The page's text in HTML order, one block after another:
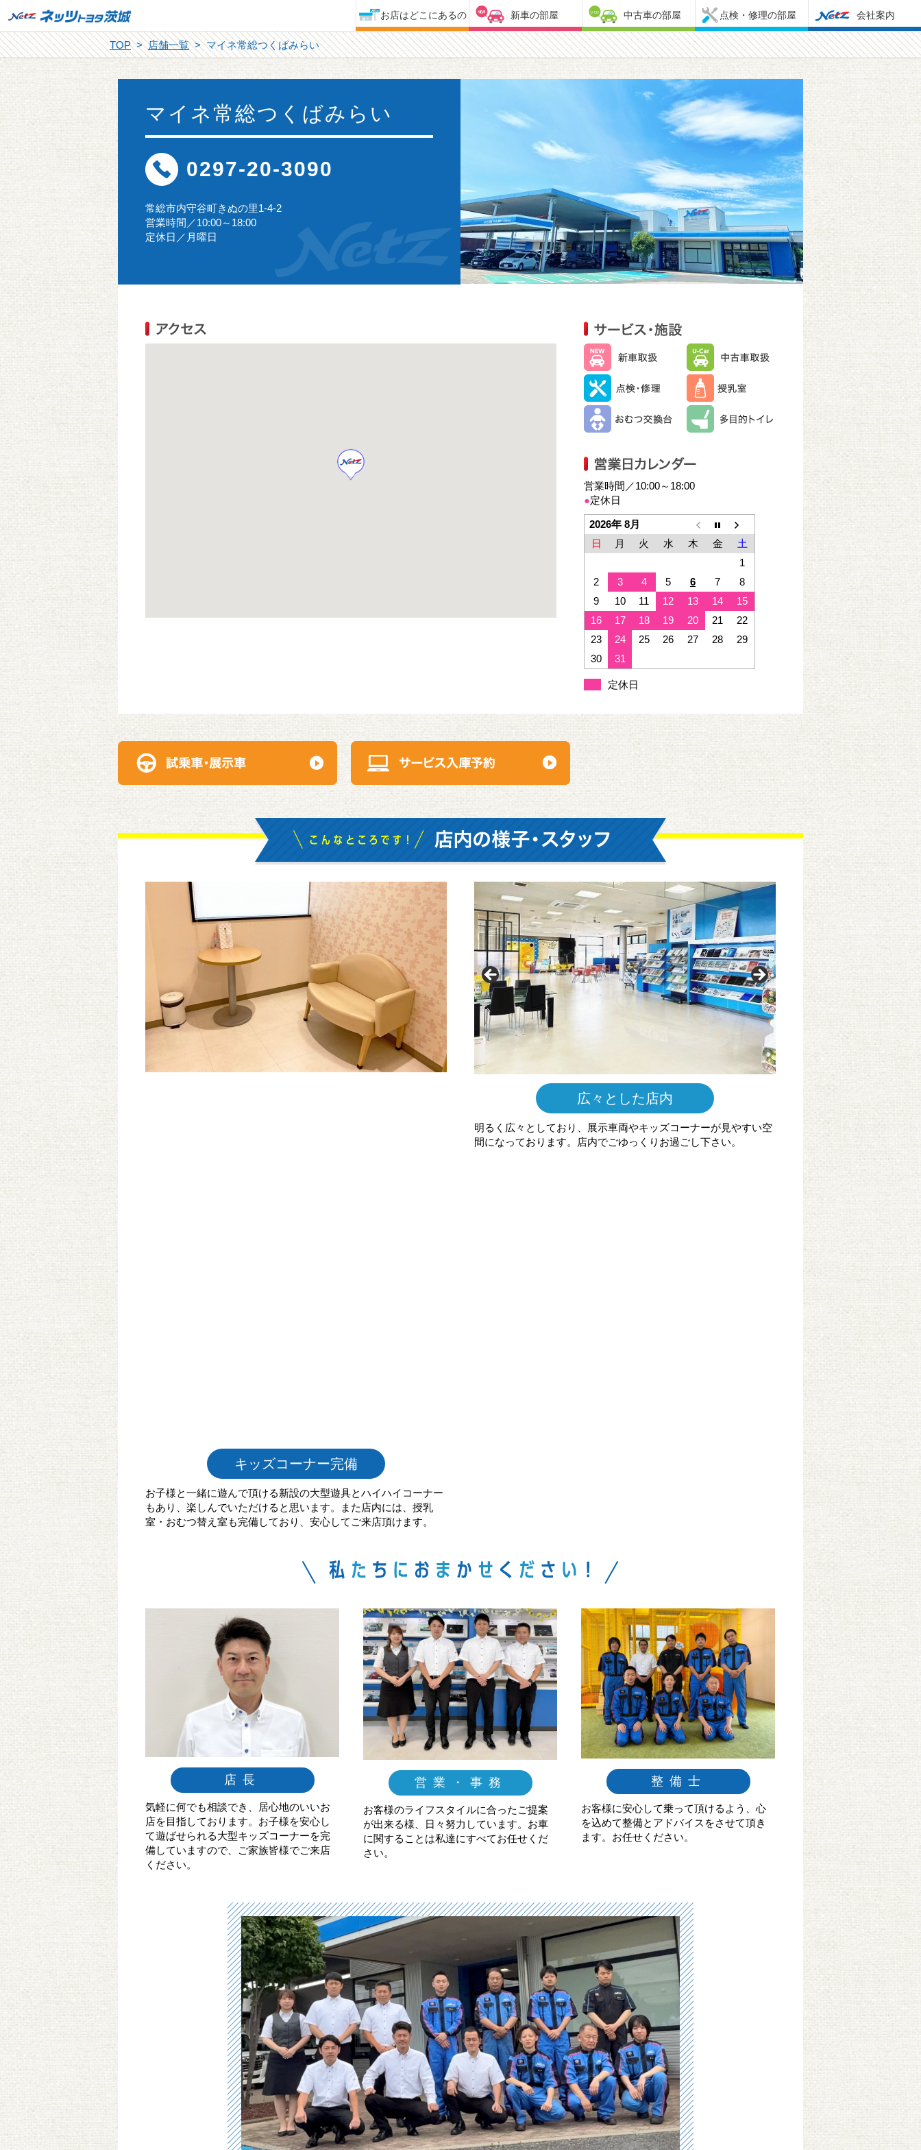
お店はどこにあるの 新車の部屋 中古車の部屋 点検・修理の部屋 会社案内
TOP 店舗一覧 マイネ常総つくばみらい
マイネ常総つくばみらい
0297-20-3090
常総市内守谷町きぬの里1-4-2
営業時間／10:00～18:00
定休日／月曜日
営業時間／10:00～18:00
●定休日
2026年 8月
日
月 火 水 木 金
土
1
2
3 4 5 6 7
8
9
10 11 12 13 14
15
16
17 18 19 20 21
22
23
24 25 26 27 28
29
30
31
定休日
キッズコーナー完備
お子様と一緒に遊んで頂ける新設の大型遊具とハイハイコーナー
もあり、楽しんでいただけると思います。また店内には、授乳
室・おむつ替え室も完備しており、安心してご来店頂けます。
広々とした店内
明るく広々としており、展示車両やキッズコーナーが見やすい空
間になっております。店内でごゆっくりお過ごし下さい。
店長
気軽に何でも相談でき、居心地のいいお
店を目指しております。お子様を安心し
て遊ばせられる大型キッズコーナーを完
備していますので、ご家族皆様でご来店
ください。
営業・事務
お客様のライフスタイルに合ったご提案
が出来る様、日々努力しています。お車
に関することは私達にすべてお任せくだ
さい。
整備士
お客様に安心して乗って頂けるよう、心
を込めて整備とアドバイスをさせて頂き
ます。お任せください。